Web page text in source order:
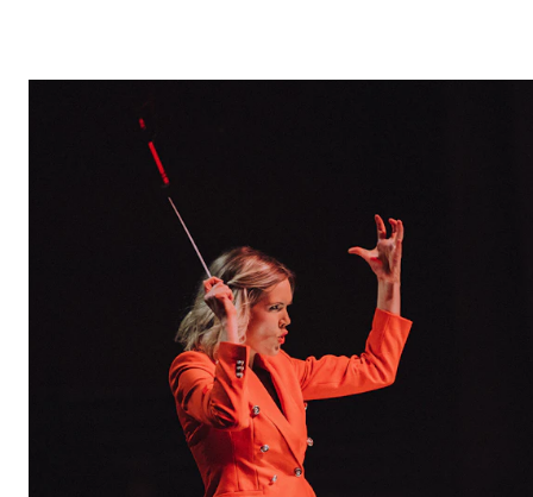
Betalte spilleoppdrag
Utveksling og reiser
Mangfold og likestilling
Nyheter for studenter
Etter noter nyhetsbrev